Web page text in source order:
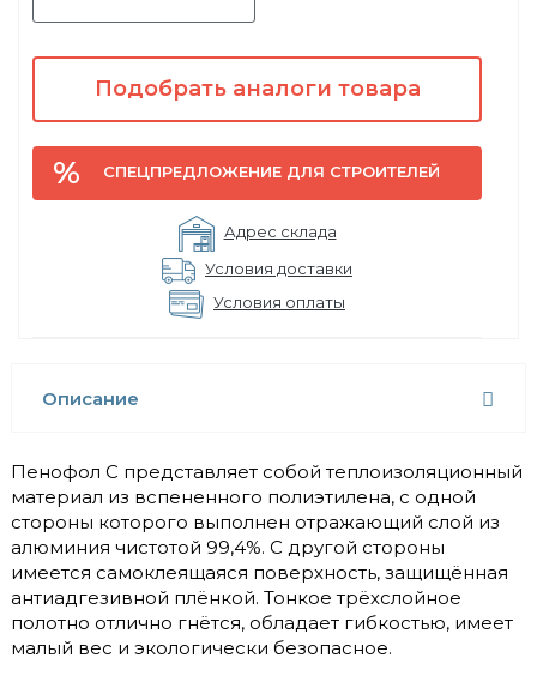
Подобрать аналоги товара
СПЕЦПРЕДЛОЖЕНИЕ ДЛЯ СТРОИТЕЛЕЙ
Адрес склада
Условия доставки
Условия оплаты
Описание
Пенофол С представляет собой теплоизоляционный
материал из вспененного полиэтилена, с одной
стороны которого выполнен отражающий слой из
алюминия чистотой 99,4%. С другой стороны
имеется самоклеящаяся поверхность, защищённая
антиадгезивной плёнкой. Тонкое трёхслойное
полотно отлично гнётся, обладает гибкостью, имеет
малый вес и экологически безопасное.